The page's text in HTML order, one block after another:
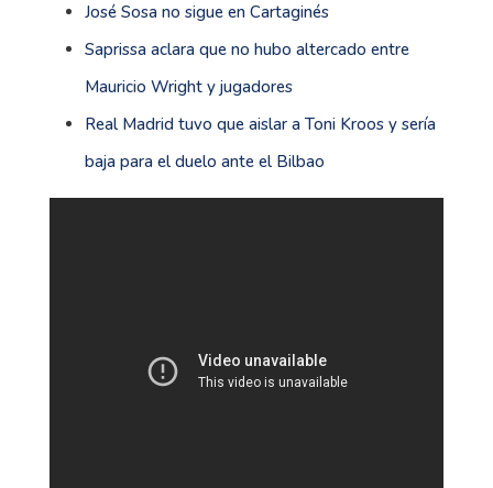
José Sosa no sigue en Cartaginés
Saprissa aclara que no hubo altercado entre
Mauricio Wright y jugadores
Real Madrid tuvo que aislar a Toni Kroos y sería
baja para el duelo ante el Bilbao